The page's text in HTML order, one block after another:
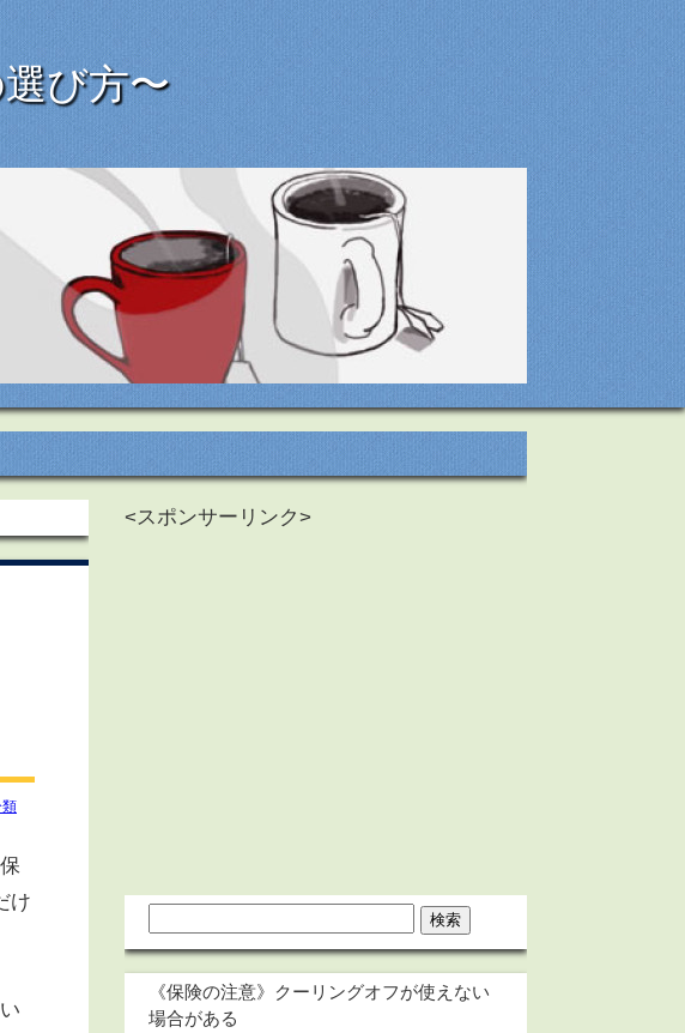
び方〜
け
<スポンサーリンク>
《保険の注意》クーリングオフが使えない
場合がある